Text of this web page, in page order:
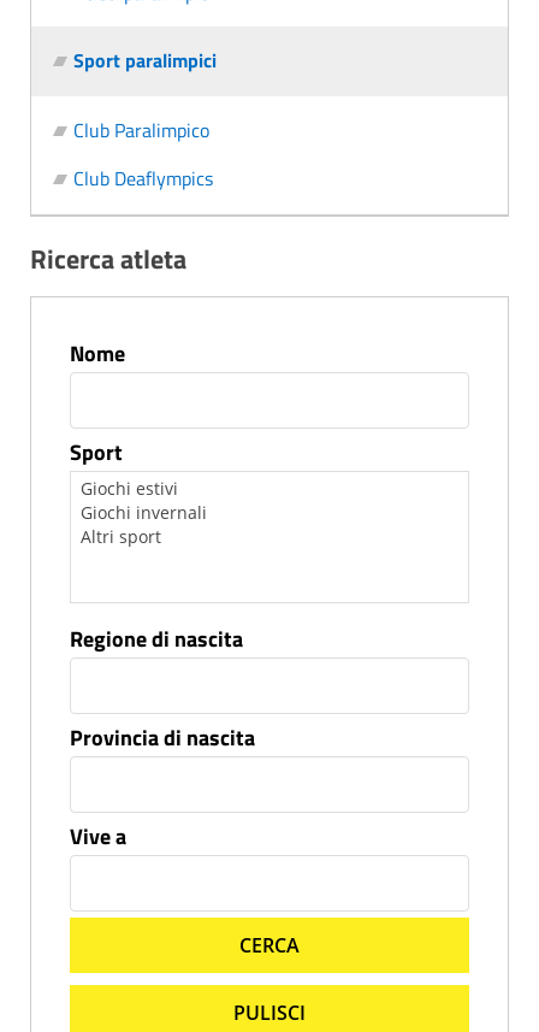
Sport paralimpici
Club Paralimpico
Club Deaflympics
Ricerca atleta
Nome
Sport
Regione di nascita
Provincia di nascita
Vive a
CERCA
PULISCI